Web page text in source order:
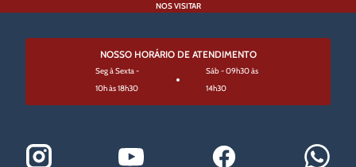
NOS VISITAR
NOSSO HORÁRIO DE ATENDIMENTO
Seg à Sexta -
10h às 18h30
Sáb - 09h30 às
14h30